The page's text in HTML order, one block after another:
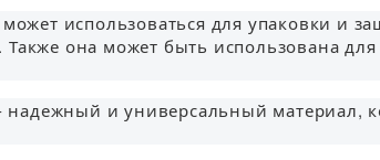
использоваться для упаковки и
Также она может быть использована
и универсальный материал,